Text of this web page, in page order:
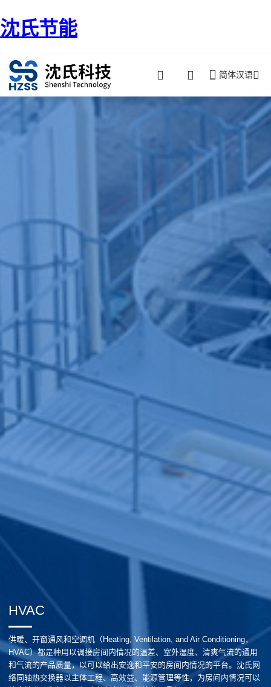
沈氏节能
简体汉语
HVAC
供暖、开窗通风和空调机（Heating, Ventilation, and Air Conditioning，
HVAC）都是种用以调接房间内情况的温差、室外湿度、清爽气流的通用
和气流的产品质量，以可以给出安逸和平安的房间内情况的平台。沈氏网
络同轴热交换器以主体工程、高效益、能源管理等性，为房间内情况可以